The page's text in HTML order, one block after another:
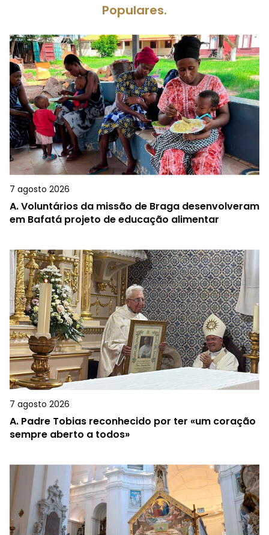
Populares.
7 agosto 2026
A.Voluntários da missão de Braga desenvolveram
em Bafatá projeto de educação alimentar
7 agosto 2026
A. Padre Tobias reconhecido por ter «um coração
sempre aberto a todos»